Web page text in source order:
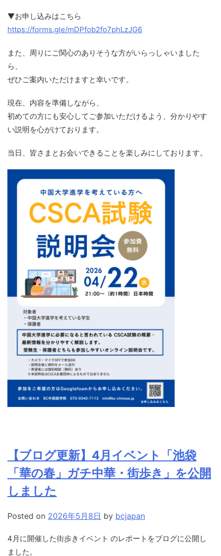
▼お申し込みはこちら
https://forms.gle/mDPfob2fo7phLzJG6
また、周りにご関心のありそうな方がいらっしゃいました
ら、
ぜひご案内いただけますと幸いです。
現在、内容を準備しながら、
初めての方にも安心してご参加いただけるよう、分かりやす
い説明を心がけております。
当日、皆さまとお会いできることを楽しみにしております。
【ブログ更新】4月イベント「池袋
「華の春」ガチ中華・街歩き」を公開
しました
Posted on 2026年5月8日 by bcjapan
4月に開催した街歩きイベント のレポートをブログに公開し
ました。